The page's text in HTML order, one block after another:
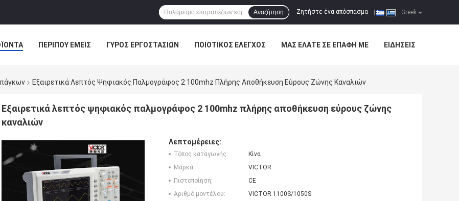
Greek
Ζητήστε ένα απόσπασμα
Αναζήτηση
ΠΕΡΊΠΟΥ ΕΜΕΊΣ ΓΎΡΟΣ ΕΡΓΟΣΤΑΣΊΩΝ ΠΟΙΟΤΙΚΌΣ ΈΛΕΓΧΟΣ ΜΑΣ ΕΛΆΤΕ ΣΕ ΕΠΑΦΉ ΜΕ ΕΙΔΉΣΕΙΣ
Εξαιρετικά Λεπτός Ψηφιακός Παλμογράφος 2 100mhz Πλήρης Αποθήκευση Εύρους Ζώνης Καναλιών
Εξαιρετικά λεπτός ψηφιακός παλμογράφος 2 100mhz πλήρης αποθήκευση εύρους ζώνης
καναλιών
Λεπτομέρειες:
Τόπος καταγωγής:
Κίνα
Μάρκα:
VICTOR
Πιστοποίηση:
CE
Αριθμό μοντέλου:
VICTOR 1100S/1050S